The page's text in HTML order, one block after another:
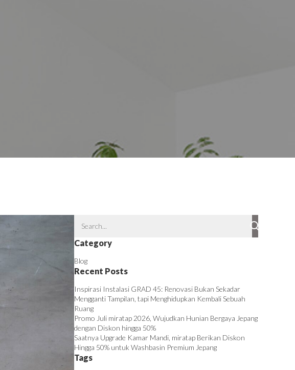
Category
Blog
Recent Posts
Inspirasi Instalasi GRAD 45: Renovasi Bukan Sekadar
Mengganti Tampilan, tapi Menghidupkan Kembali Sebuah
Ruang
Promo Juli miratap 2026, Wujudkan Hunian Bergaya Jepang
dengan Diskon hingga 50%
Saatnya Upgrade Kamar Mandi, miratap Berikan Diskon
Hingga 50% untuk Washbasin Premium Jepang
Tags